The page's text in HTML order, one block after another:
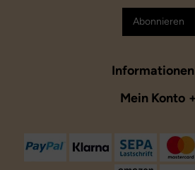
Informationen
Mein Konto
Abonnieren